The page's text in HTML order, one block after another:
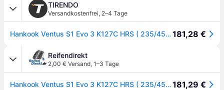
TIRENDO
Versandkostenfrei, 2–4 Tage
Hankook Ventus S1 Evo 3 K127C HRS ( 235/45 R19 95V 4PR SUV, mit Felgenschutz (MFS), runflat SBL )181,28 €
Reifendirekt
2,00 € Versand, 1–3 Tage
Hankook Ventus S1 Evo 3 K127C HRS ( 235/45 R19 95V 4PR SUV, mit Felgenschutz (MFS), runflat SBL )181,29 €